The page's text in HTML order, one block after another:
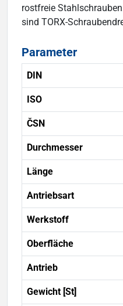
rostfreie
sind TORX-
Parameter
DIN
ISO
ČSN
Durchmesser
Länge
Antriebsart
Werkstoff
Oberfläche
Antrieb
Gewicht [St]